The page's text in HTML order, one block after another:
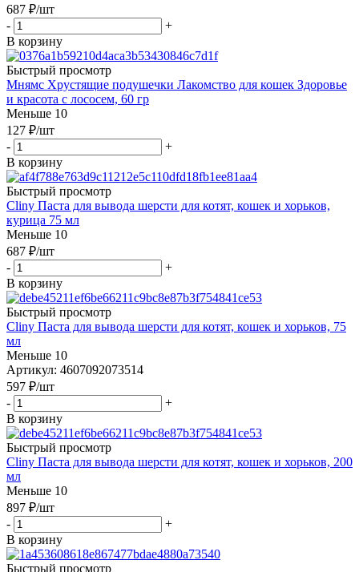
687 ₽/шт
-
+
В корзину
Быстрый просмотр
Мнямс Хрустящие подушечки Лакомство для кошек Здоровье
и красота с лососем, 60 гр
Меньше 10
127 ₽/шт
-
+
В корзину
Быстрый просмотр
Cliny Паста для вывода шерсти для котят, кошек и хорьков,
курица 75 мл
Меньше 10
687 ₽/шт
-
+
В корзину
Быстрый просмотр
Cliny Паста для вывода шерсти для котят, кошек и хорьков, 75
мл
Меньше 10
Артикул: 4607092073514
597 ₽/шт
-
+
В корзину
Быстрый просмотр
Cliny Паста для вывода шерсти для котят, кошек и хорьков, 200
мл
Меньше 10
897 ₽/шт
-
+
В корзину
Быстрый просмотр